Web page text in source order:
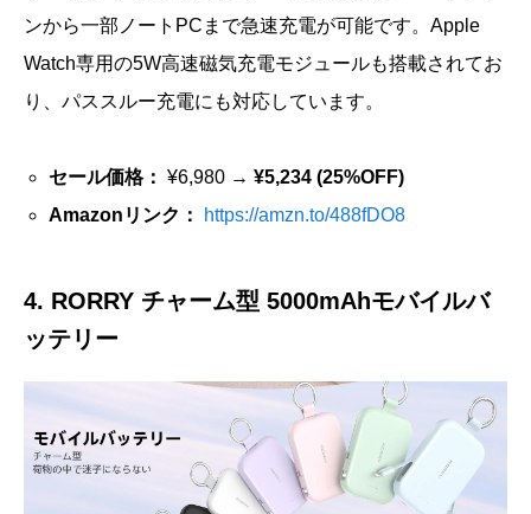
ンから一部ノートPCまで急速充電が可能です。Apple
Watch専用の5W高速磁気充電モジュールも搭載されてお
り、パススルー充電にも対応しています。
セール価格： ¥6,980 → ¥5,234 (25%OFF)
Amazonリンク：
https://amzn.to/488fDO8
4. RORRY チャーム型 5000mAhモバイルバ
ッテリー